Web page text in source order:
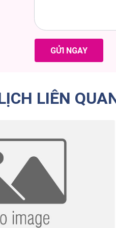
GỬI NGAY
LIÊN